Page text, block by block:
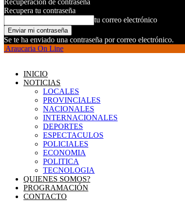
Recuperación de contraseña
Recupera tu contraseña
tu correo electrónico
Se te ha enviado una contraseña por correo electrónico.
Araucaria On Line
INICIO
NOTICIAS
LOCALES
PROVINCIALES
NACIONALES
INTERNACIONALES
DEPORTES
ESPECTACULOS
POLICIALES
ECONOMIA
POLITICA
TECNOLOGIA
QUIENES SOMOS?
PROGRAMACIÓN
CONTACTO